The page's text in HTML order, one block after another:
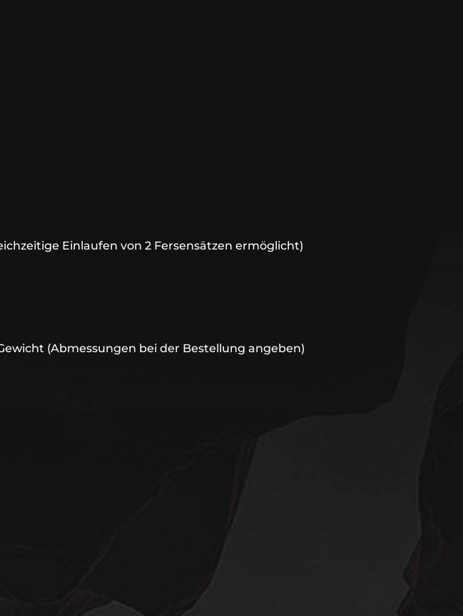
Einlaufen von 2 Fersensätzen ermöglicht)
(Abmessungen bei der Bestellung angeben)